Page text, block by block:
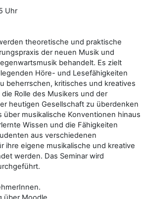
Uhr
theoretische und praktische
der neuen Musik und
behandelt. Es zielt
Höre- und Lesefähigkeiten
beherrschen, kritisches und kreatives
Rolle des Musikers und der
heutigen Gesellschaft zu überdenken
über musikalische Konventionen hinaus
Wissen und die Fähigkeiten
aus verschiedenen
ihre eigene musikalische und kreative
werden. Das Seminar wird